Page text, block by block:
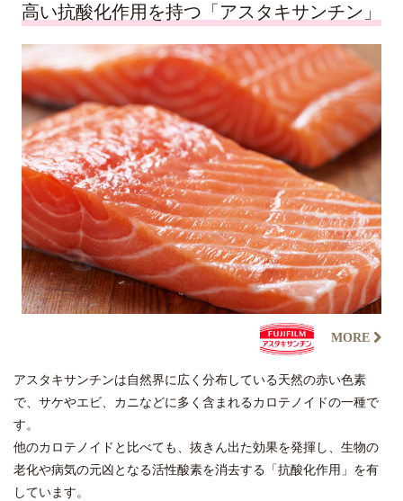
高い抗酸化作用を持つ「アスタキサンチン」
アスタキサンチンは自然界に広く分布している天然の赤い色素
で、サケやエビ、カニなどに多く含まれるカロテノイドの一種で
す。
他のカロテノイドと比べても、抜きん出た効果を発揮し、生物の
老化や病気の元凶となる活性酸素を消去する「抗酸化作用」を有
しています。
MORE